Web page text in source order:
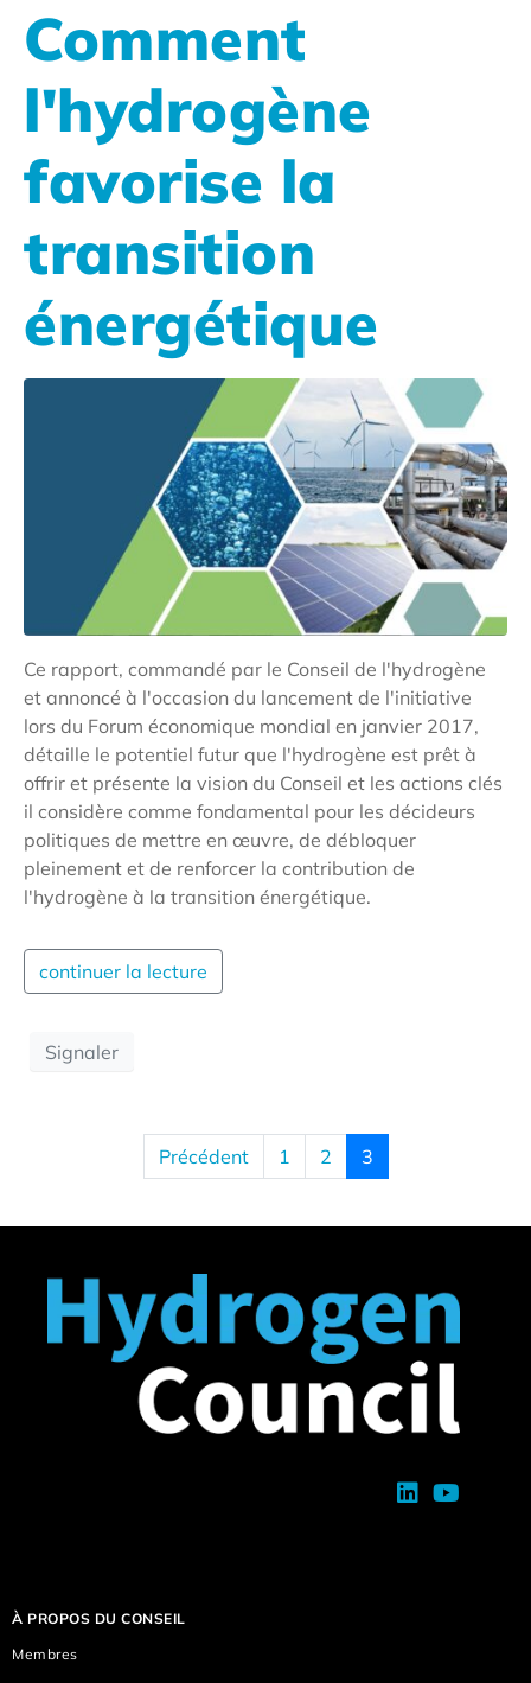
Comment
l'hydrogène
favorise la
transition
énergétique
Ce rapport, commandé par le Conseil de l'hydrogène
et annoncé à l'occasion du lancement de l'initiative
lors du Forum économique mondial en janvier 2017,
détaille le potentiel futur que l'hydrogène est prêt à
offrir et présente la vision du Conseil et les actions clés
il considère comme fondamental pour les décideurs
politiques de mettre en œuvre, de débloquer
pleinement et de renforcer la contribution de
l'hydrogène à la transition énergétique.
continuer la lecture
Signaler
Précédent 1 2 3
À PROPOS DU CONSEIL
Membres